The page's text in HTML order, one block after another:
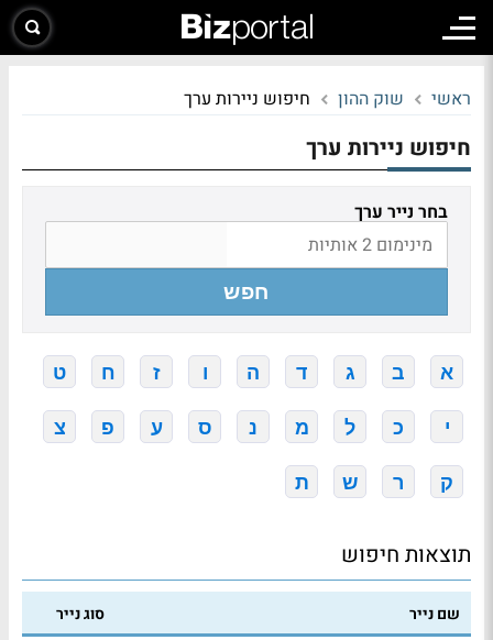
ראשי שוק ההון חיפוש ניירות ערך
חיפוש ניירות ערך
בחר נייר ערך
חפש
א ב ג ד ה ו ז ח ט
י כ ל מ נ ס ע פ צ
ק ר ש ת
תוצאות חיפוש
שם נייר סוג נייר